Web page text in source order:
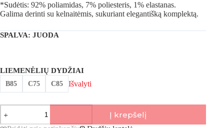
*Sudėtis: 92% poliamidas, 7% poliesteris, 1% elastanas.
Galima derinti su kelnaitėmis, sukuriant elegantišką komplektą.
SPALVA: JUODA
LIEMENĖLIŲ DYDŽIAI
B85 C75 C85 Išvalyti
produkto
kiekis:
Prelude,
Į krepšelį